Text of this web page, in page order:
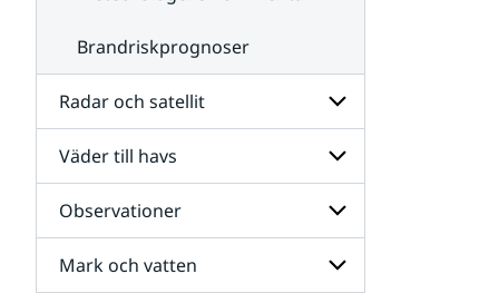
Brandriskprognoser
Radar och satellit
Undersidor
för
Radar
och
satellit
Väder till havs
Undersidor
för
Väder
till
havs
Observationer
Undersidor
för
Mark och vatten